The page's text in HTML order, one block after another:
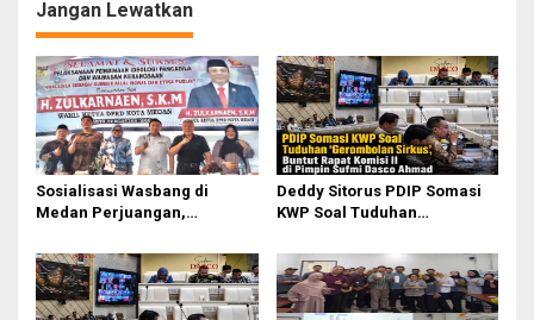
g
a
s
i
p
o
s
Jangan Lewatkan
Sosialisasi Wasbang di
Medan Perjuangan,
Perjuangkan Ruang Bermain
Anak
Deddy Sitorus PDIP Somasi
KWP Soal Tuduhan
Rapat Komisi II Dipimpin
Sufmi Dasco Ahmad